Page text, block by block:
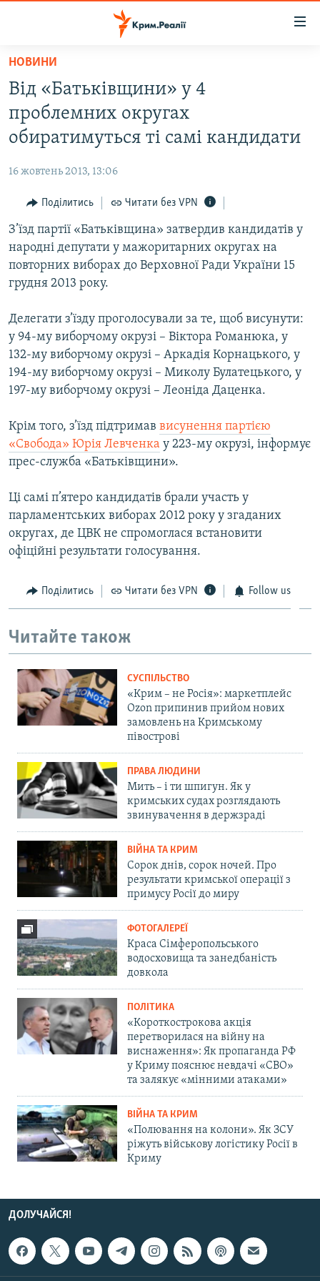
Перейти
основного
матеріалу
Перейти
до
основної
Перейти
пошуку
ВОДА.КРИМ
ВІДЕО ТА ФОТО
БЛОГИ
ПОГЛЯД
ІНТЕРВ'Ю
ВСЕ ЗА ДЕНЬ
СПЕЦПРОЕКТИ
ВІДЕОУРОКИ «ELIFBE»
СВІДЧЕННЯ ОКУПАЦІЇ
УКРАЇНСЬКА ПРОБЛЕМА КРИМУ
Русский
Qırımtatar
НОВИНИ
Від «Батьківщини» у 4
проблемних округах
обиратимуться ті самі кандидати
16 жовтень 2013, 13:06
Поділитись Читати без VPN
З’їзд партії «Батьківщина» затвердив кандидатів у
народні депутати у мажоритарних округах на
повторних виборах до Верховної Ради України 15
грудня 2013 року.
Делегати з’їзду проголосували за те, щоб висунути:
у 94-му виборчому окрузі – Віктора Романюка, у
132-му виборчому окрузі – Аркадія Корнацького, у
194-му виборчому окрузі – Миколу Булатецького, у
197-му виборчому окрузі – Леоніда Даценка.
Крім того, з’їзд підтримав висунення партією
«Свобода» Юрія Левченка у 223-му окрузі, інформує
прес-служба «Батьківщини».
Ці самі п’ятеро кандидатів брали участь у
парламентських виборах 2012 року у згаданих
округах, де ЦВК не спромоглася встановити
офіційні результати голосування.
Поділитись Читати без VPN Follow us
Читайте також
СУСПІЛЬСТВО
«Крим – не Росія»: маркетплейс
Ozon припинив прийом нових
замовлень на Кримському
півострові
ПРАВА ЛЮДИНИ
Мить – і ти шпигун. Як у
кримських судах розглядають
звинувачення в держзраді
ВІЙНА ТА КРИМ
Сорок днів, сорок ночей. Про
результати кримської операції з
примусу Росії до миру
ФОТОГАЛЕРЕЇ
Краса Сімферопольського
водосховища та занедбаність
довкола
ПОЛІТИКА
«Короткострокова акція
перетворилася на війну на
виснаження»: Як пропаганда РФ
у Криму пояснює невдачі «СВО»
та залякує «мінними атаками»
ВІЙНА ТА КРИМ
«Полювання на колони». Як ЗСУ
ріжуть військову логістику Росії в
Криму
ДОЛУЧАЙСЯ!